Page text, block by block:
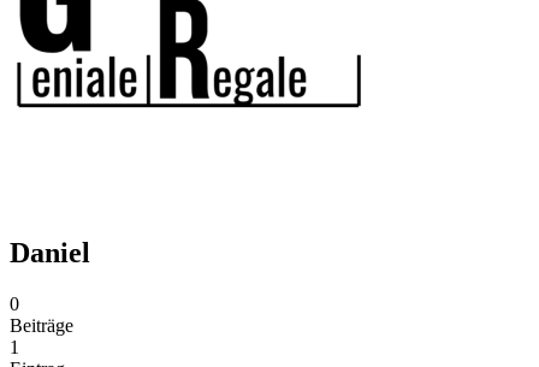
Daniel
0
Beiträge
1